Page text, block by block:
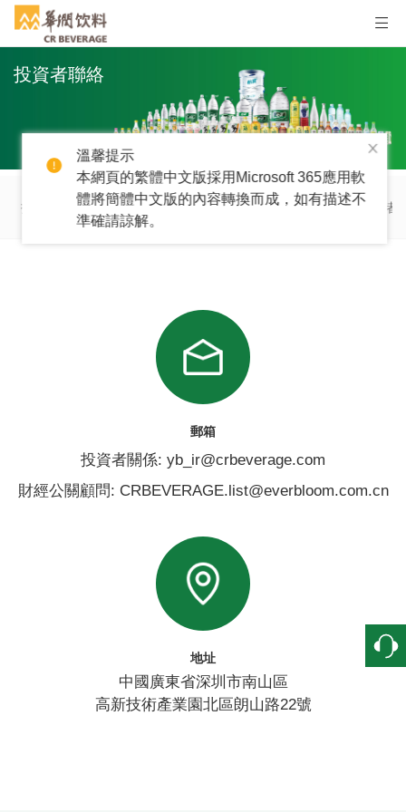
投資者聯絡
招股文件 企業管治 公告及通函 財務信息 股票信息 投資者
郵箱
投資者關係: yb_ir@crbeverage.com
財經公關顧問: CRBEVERAGE.list@everbloom.com.cn
地址
中國廣東省深圳市南山區
高新技術產業園北區朗山路22號
溫馨提示
本網頁的繁體中文版採用Microsoft 365應用軟
體將簡體中文版的內容轉換而成，如有描述不
準確請諒解。